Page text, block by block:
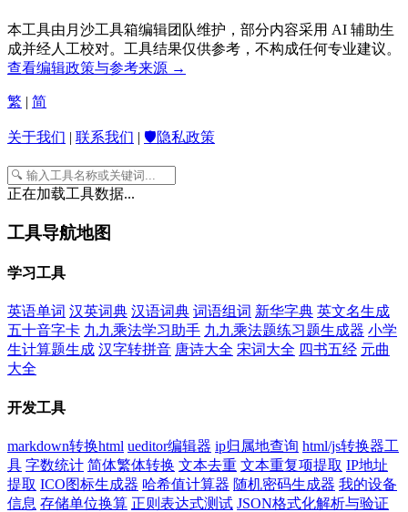
本工具由月沙工具箱编辑团队维护，部分内容采用 AI 辅助生
成并经人工校对。工具结果仅供参考，不构成任何专业建议。
查看编辑政策与参考来源 →
繁 | 简
关于我们 | 联系我们 | 🛡️隐私政策
正在加载工具数据...
工具导航地图
学习工具
英语单词 汉英词典 汉语词典 词语组词 新华字典 英文名生成
五十音字卡 九九乘法学习助手 九九乘法题练习题生成器 小学
生计算题生成 汉字转拼音 唐诗大全 宋词大全 四书五经 元曲
大全
开发工具
markdown转换html ueditor编辑器 ip归属地查询 html/js转换器工
具 字数统计 简体繁体转换 文本去重 文本重复项提取 IP地址
提取 ICO图标生成器 哈希值计算器 随机密码生成器 我的设备
信息 存储单位换算 正则表达式测试 JSON格式化解析与验证